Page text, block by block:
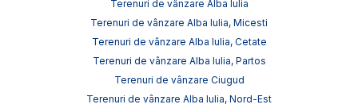
Terenuri de vânzare Alba Iulia
Terenuri de vânzare Alba Iulia, Micesti
Terenuri de vânzare Alba Iulia, Cetate
Terenuri de vânzare Alba Iulia, Partos
Terenuri de vânzare Ciugud
Terenuri de vânzare Alba Iulia, Nord-Est